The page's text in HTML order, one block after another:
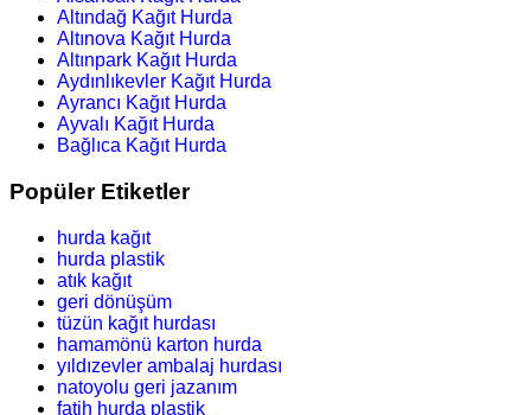
Altındağ Kağıt Hurda
Altınova Kağıt Hurda
Altınpark Kağıt Hurda
Aydınlıkevler Kağıt Hurda
Ayrancı Kağıt Hurda
Ayvalı Kağıt Hurda
Bağlıca Kağıt Hurda
Popüler Etiketler
hurda kağıt
hurda plastik
atık kağıt
geri dönüşüm
tüzün kağıt hurdası
hamamönü karton hurda
yıldızevler ambalaj hurdası
natoyolu geri jazanım
fatih hurda plastik